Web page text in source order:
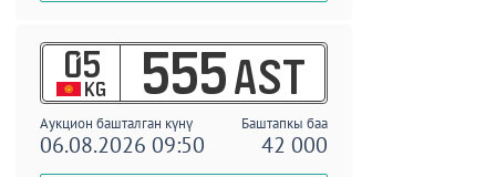
05
KG 555 AST
Аукцион башталган күнү Баштапкы баа
06.08.2026 09:50 42 000